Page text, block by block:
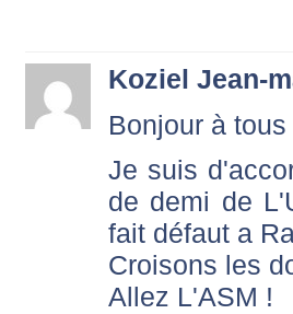
Koziel Jean-
Bonjour à tous
Je suis
de demi de
fait défaut a
Croisons les
Allez L'ASM !